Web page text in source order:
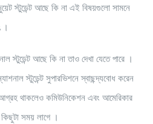
স্টুডেন্ট আছে কি না এই বিষয়গুলো সামনে
।
স্টুডেন্ট আছে কি না তাও দেখা যেতে পারে ।
স্টুডেন্ট সুপারভিশনে স্বাছন্দ্যবোধ করেন
আগ্রহ থাকলেও কমিউনিকেশন এবং আমেরিকার
সময় লাগে ।